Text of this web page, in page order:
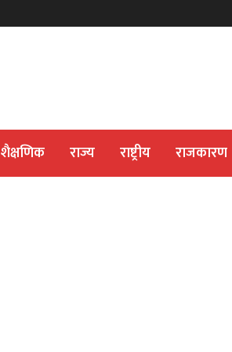
शैक्षणिक राज्य राष्ट्रीय राजकारण